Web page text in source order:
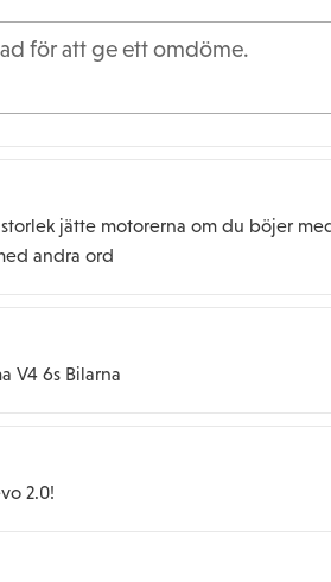
storlek jätte motorerna om du böjer
andra ord
V4 6s Bilarna
2.0!